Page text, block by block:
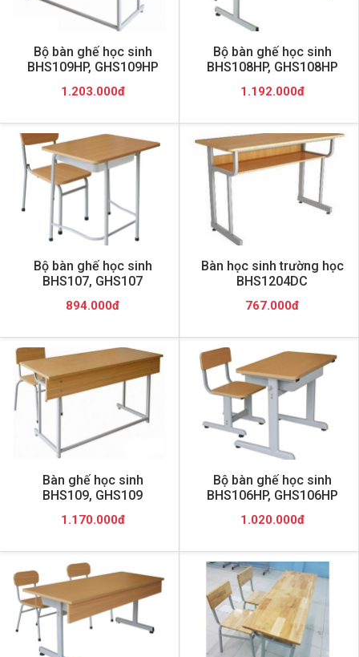
Bộ bàn ghế học sinh
BHS109HP, GHS109HP
1.203.000đ
Bộ bàn ghế học sinh
BHS108HP, GHS108HP
1.192.000đ
Bộ bàn ghế học sinh
BHS107, GHS107
894.000đ
Bàn học sinh trường học
BHS1204DC
767.000đ
Bàn ghế học sinh
BHS109, GHS109
1.170.000đ
Bộ bàn ghế học sinh
BHS106HP, GHS106HP
1.020.000đ